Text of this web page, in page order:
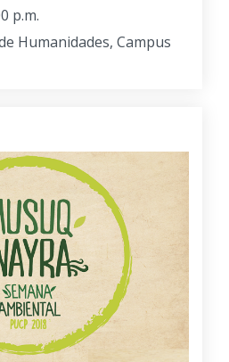
p.m.
Humanidades, Campus